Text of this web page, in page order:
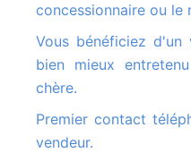
concessionnaire ou le
Vous bénéficiez d'un véhicule mieux équipé et
bien mieux
chère.
Premier contact téléphonique et vérification du
vendeur.